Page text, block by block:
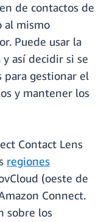
de contactos de
al mismo
Puede usar la
así decidir si se
para gestionar el
y mantener los
Contact Lens
regiones
(oeste de
Connect.
sobre los